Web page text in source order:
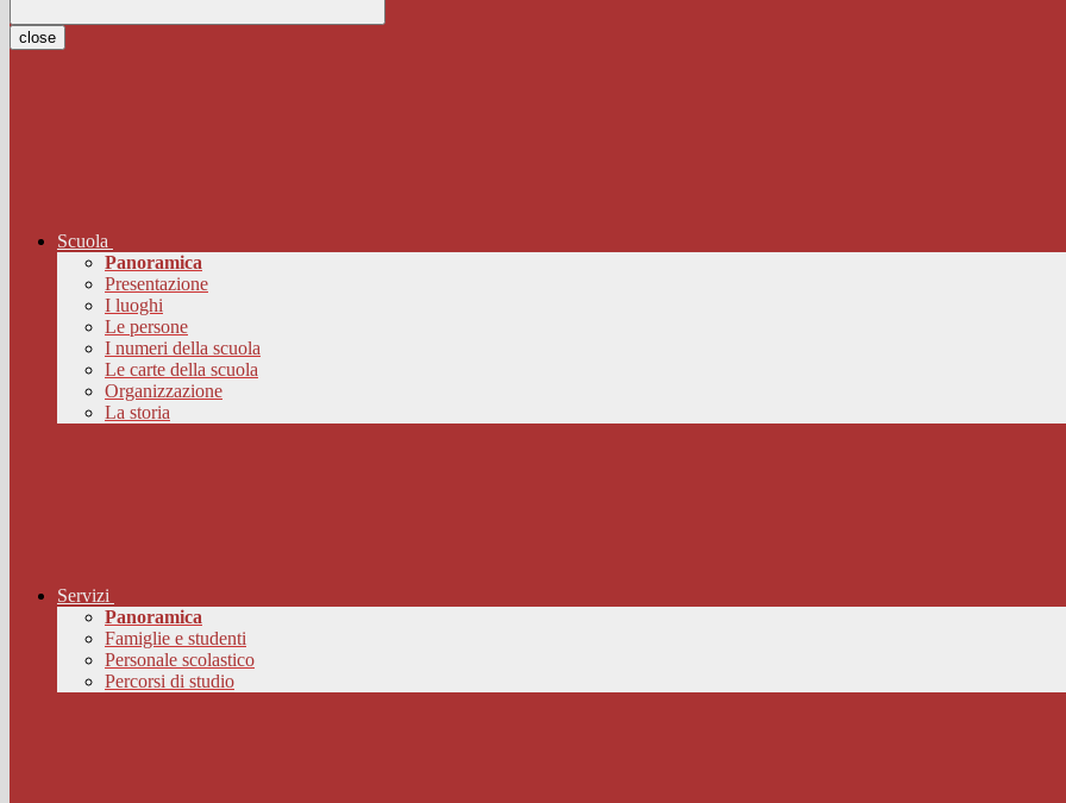
close
Scuola
Panoramica
Presentazione
I luoghi
Le persone
I numeri della scuola
Le carte della scuola
Organizzazione
La storia
Servizi
Panoramica
Famiglie e studenti
Personale scolastico
Percorsi di studio